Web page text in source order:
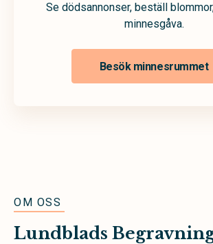
Se dödsannonser, beställ
minnesgåva.
Besök minnesrummet
OM OSS
Lundblads